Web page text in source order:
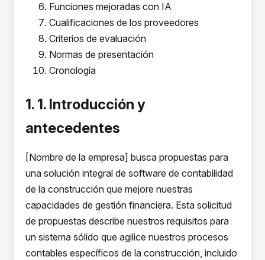
Funciones mejoradas con IA
Cualificaciones de los proveedores
Criterios de evaluación
Normas de presentación
Cronología
1. 1. Introducción y
antecedentes
[Nombre de la empresa] busca propuestas para
una solución integral de software de contabilidad
de la construcción que mejore nuestras
capacidades de gestión financiera. Esta solicitud
de propuestas describe nuestros requisitos para
un sistema sólido que agilice nuestros procesos
contables específicos de la construcción, incluido